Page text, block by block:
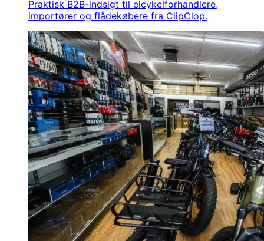
Praktisk B2B-indsigt til elcykelforhandlere,
importører og flådekøbere fra ClipClop.